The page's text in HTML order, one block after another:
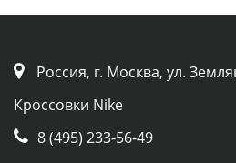
Россия, г. Москва, ул.
Кроссовки Nike
8 (495) 233-56-49